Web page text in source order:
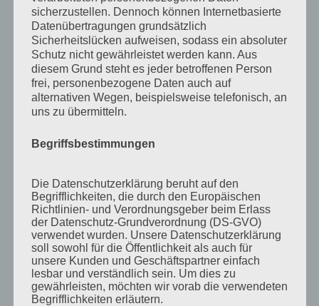
Mai 2013
April 2013
März 2013
August 2012
Juli 2012
April 2012
Februar 2012
November 2011
Oktober 2011
September 2011
August 2011
Juli 2011
sicherzustellen. Dennoch können Internetbasierte
Datenübertragungen grundsätzlich
Sicherheitslücken aufweisen, sodass ein absoluter
Schutz nicht gewährleistet werden kann. Aus
diesem Grund steht es jeder betroffenen Person
frei, personenbezogene Daten auch auf
alternativen Wegen, beispielsweise telefonisch, an
uns zu übermitteln.
Begriffsbestimmungen
Die Datenschutzerklärung beruht auf den
Begrifflichkeiten, die durch den Europäischen
Richtlinien- und Verordnungsgeber beim Erlass
der Datenschutz-Grundverordnung (DS-GVO)
verwendet wurden. Unsere Datenschutzerklärung
soll sowohl für die Öffentlichkeit als auch für
unsere Kunden und Geschäftspartner einfach
lesbar und verständlich sein. Um dies zu
gewährleisten, möchten wir vorab die verwendeten
Begrifflichkeiten erläutern.